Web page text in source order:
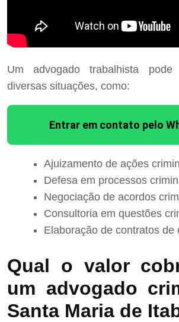
Um advogado trabalhista
diversas situações, como:
Entrar em contato pelo
Ajuizamento de ações
Defesa em processos
Negociação de acordos
Consultoria em questões
Elaboração de contratos de
Qual o valor
um advogado
Santa Maria de